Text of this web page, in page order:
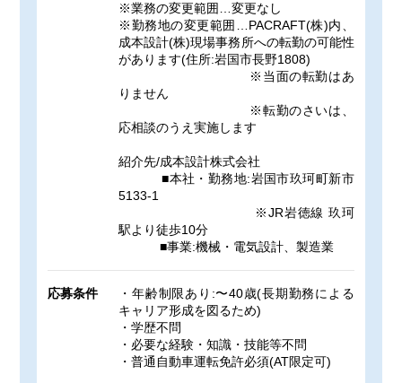
※業務の変更範囲…変更なし
※勤務地の変更範囲…PACRAFT(株)内、
成本設計(株)現場事務所への転勤の可能性
があります(住所:岩国市長野1808)
※当面の転勤はあ
りません
※転勤のさいは、
応相談のうえ実施します
紹介先/成本設計株式会社
■本社・勤務地:岩国市玖珂町新市
5133-1
※JR岩徳線 玖珂
駅より徒歩10分
■事業:機械・電気設計、製造業
応募条件
・年齢制限あり:〜40歳(長期勤務による
キャリア形成を図るため)
・学歴不問
・必要な経験・知識・技能等不問
・普通自動車運転免許必須(AT限定可)